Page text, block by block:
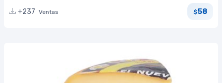
+237 Ventas $58